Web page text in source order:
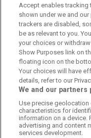
Kundtjänst
Sponsor: Rekatochklart
Annonsera på
Redaktionell policy
Personuppgiftspolicy
Cookiepolicy
Arkiv
Accept enables
shown under we and
trackers are disabled,
be as relevant to you.
your choices or
Show Purposes link on
floating icon on the
Your choices will have
details, refer to our
We and our
Use precise geolocation
characteristics for
information on a device.
advertising and content
services development.